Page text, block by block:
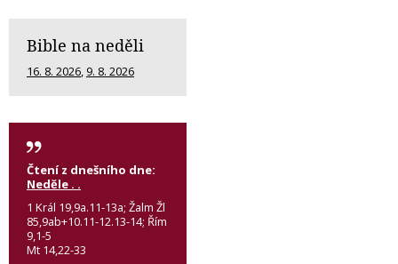
Bible na neděli
16. 8. 2026, 9. 8. 2026
Čtení z dnešního dne:
Neděle . .
1 Král 19,9a.11-13a; Žalm Žl
85,9ab+10.11-12.13-14; Řím
9,1-5
Mt 14,22-33